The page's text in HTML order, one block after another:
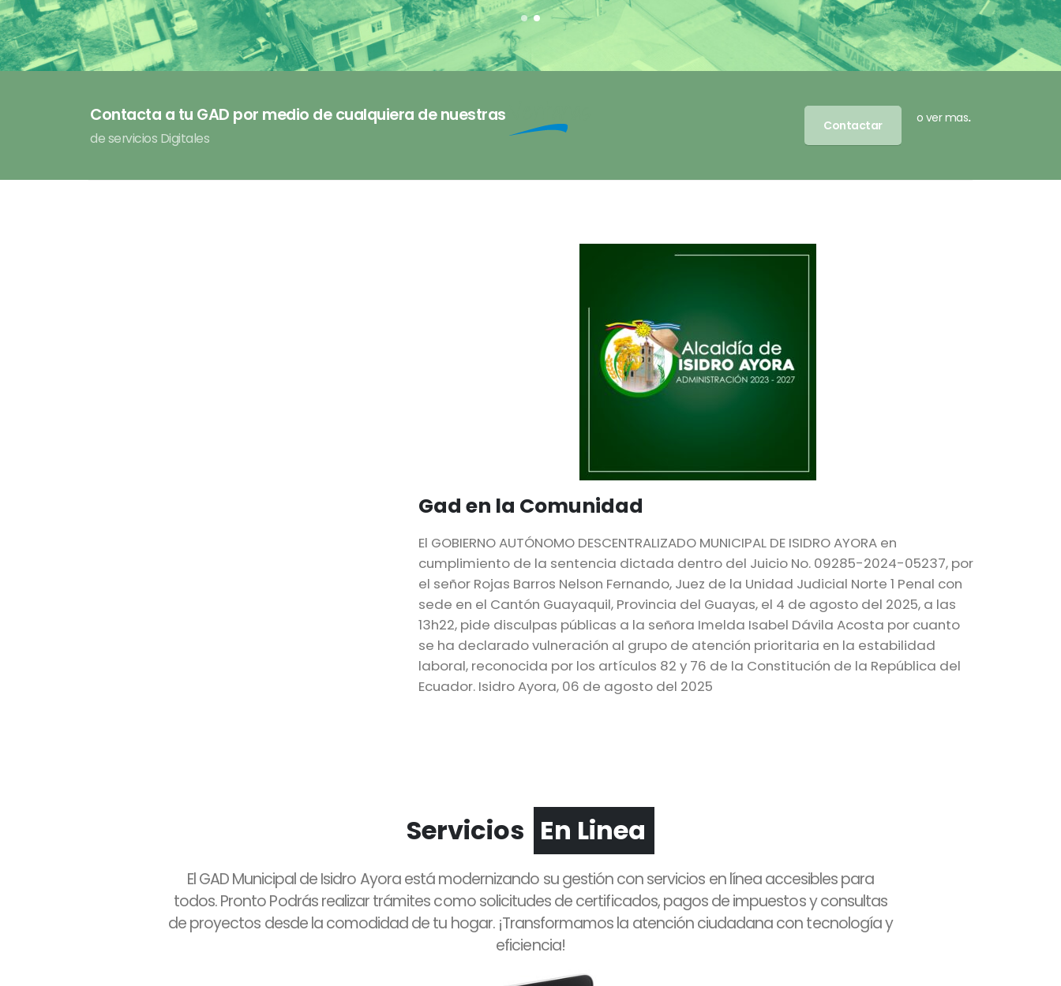
Contacta a tu GAD por medio de cualquiera de nuestras
de servicios Digitales
Contactar o ver mas.
Gad en la Comunidad
El GOBIERNO AUTÓNOMO DESCENTRALIZADO MUNICIPAL DE ISIDRO AYORA en
cumplimiento de la sentencia dictada dentro del Juicio No. 09285-2024-05237, por
el señor Rojas Barros Nelson Fernando, Juez de la Unidad Judicial Norte 1 Penal con
sede en el Cantón Guayaquil, Provincia del Guayas, el 4 de agosto del 2025, a las
13h22, pide disculpas públicas a la señora Imelda Isabel Dávila Acosta por cuanto
se ha declarado vulneración al grupo de atención prioritaria en la estabilidad
laboral, reconocida por los artículos 82 y 76 de la Constitución de la República del
Ecuador. Isidro Ayora, 06 de agosto del 2025
Servicios En Linea
El GAD Municipal de Isidro Ayora está modernizando su gestión con servicios en línea accesibles para
todos. Pronto Podrás realizar trámites como solicitudes de certificados, pagos de impuestos y consultas
de proyectos desde la comodidad de tu hogar. ¡Transformamos la atención ciudadana con tecnología y
eficiencia!